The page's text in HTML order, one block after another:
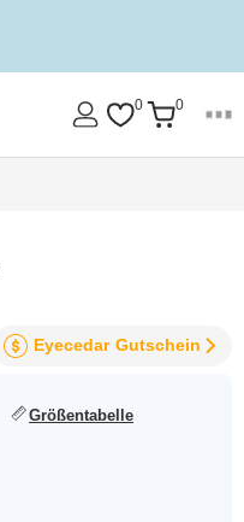
0 0
Eyecedar Gutschein
Größentabelle